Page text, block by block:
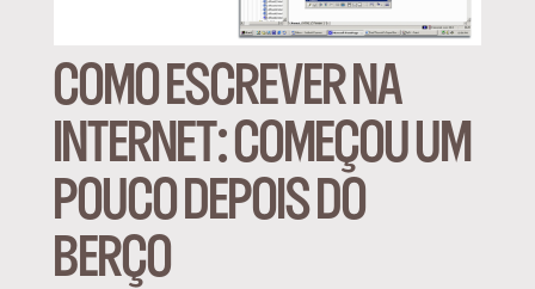
COMO ESCREVER NA
INTERNET: COMEÇOU UM
POUCO DEPOIS DO
BERÇO